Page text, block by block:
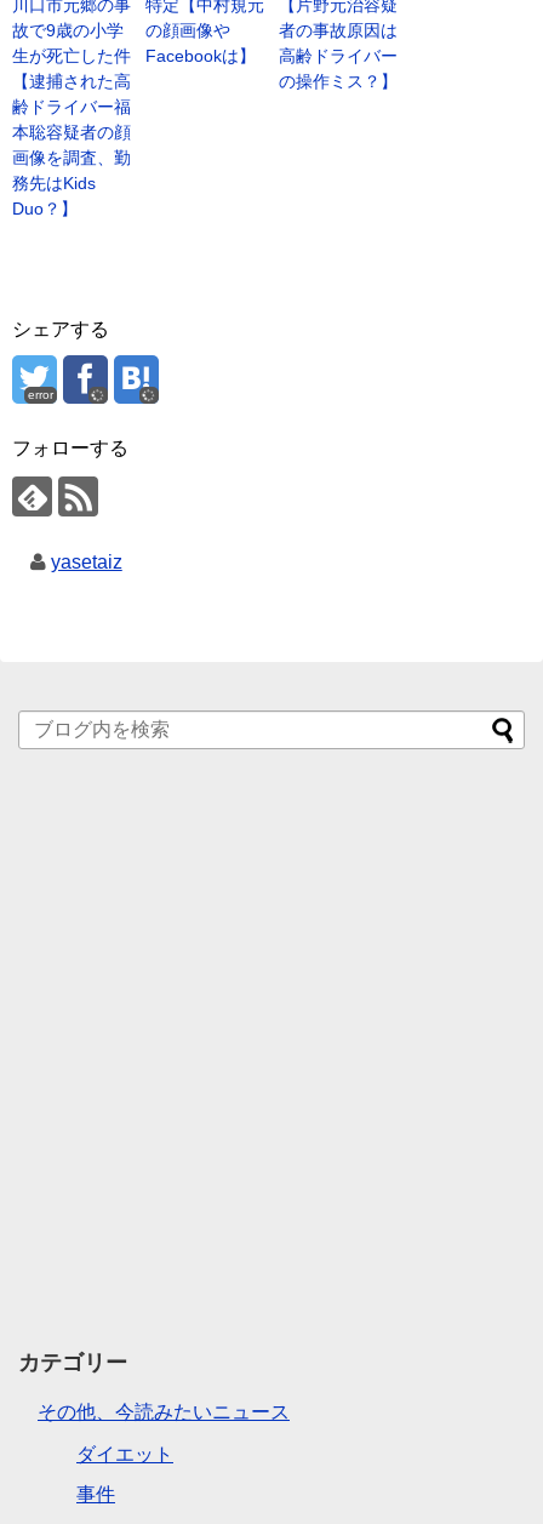
川口市元郷の事
故で9歳の小学
生が死亡した件
【逮捕された高
齢ドライバー福
本聡容疑者の顔
画像を調査、勤
務先はKids
Duo？】
特定【中村規元
の顔画像や
Facebookは】
【片野元治容疑
者の事故原因は
高齢ドライバー
の操作ミス？】
シェアする
error
フォローする
yasetaiz
カテゴリー
その他、今読みたいニュース
ダイエット
事件